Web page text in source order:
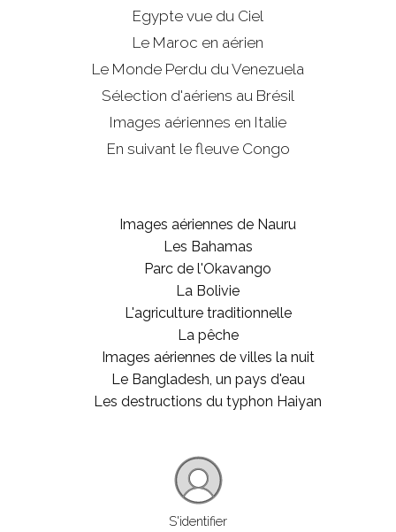
Egypte vue du Ciel
Le Maroc en aérien
Le Monde Perdu du Venezuela
Sélection d'aériens au Brésil
Images aériennes en Italie
En suivant le fleuve Congo
Images aériennes de Nauru
Les Bahamas
Parc de l'Okavango
La Bolivie
L'agriculture traditionnelle
La pêche
Images aériennes de villes la nuit
Le Bangladesh, un pays d'eau
Les destructions du typhon Haiyan
S'identifier